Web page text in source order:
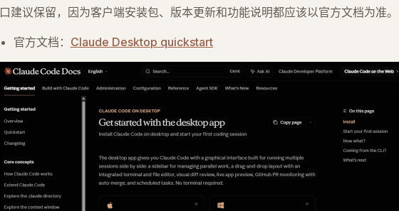
口建议保留，因为客户端安装包、版本更新和功能说明都应该以官方文档为准。
官方文档： Claude Desktop quickstart